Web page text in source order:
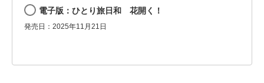
電子版：ひとり旅日和 花開く！
発売日：2025年11月21日